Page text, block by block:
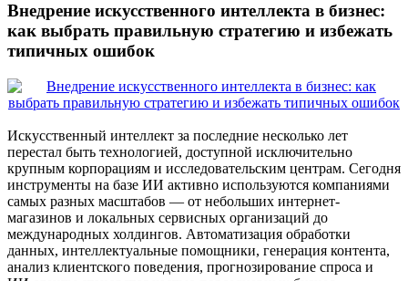
Внедрение искусственного интеллекта в бизнес:
как выбрать правильную стратегию и избежать
типичных ошибок
Искусственный интеллект за последние несколько лет
перестал быть технологией, доступной исключительно
крупным корпорациям и исследовательским центрам. Сегодня
инструменты на базе ИИ активно используются компаниями
самых разных масштабов — от небольших интернет-
магазинов и локальных сервисных организаций до
международных холдингов. Автоматизация обработки
данных, интеллектуальные помощники, генерация контента,
анализ клиентского поведения, прогнозирование спроса и